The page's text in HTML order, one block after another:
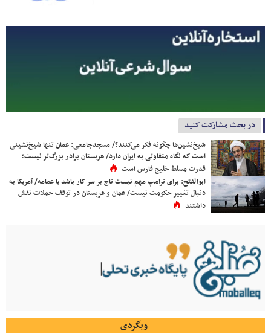
در بحث مشارکت کنید
شیخ‌نشین‌ها چگونه فکر می‌کنند؟/ مسجدجامعی: عمان تنها شیخ‌نشینی
است که نگاه متفاوتی به ایران دارد/ عربستان برادر بزرگ‌تر نیست؛
قدرت مسلط خلیج فارس است
ابوالفتح: برای ترامپ مهم نیست تاج بر سر کار باشد یا عمامه/ آمریکا به
دنبال تغییر حکومت نیست/ عمان و عربستان در توقف حملات نقش
داشتند
وبگردی